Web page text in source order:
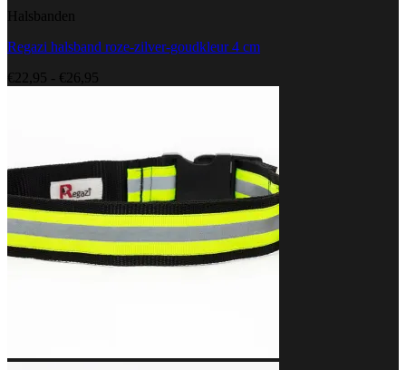
Halsbanden
Regazi halsband roze-zilver-goudkleur 4 cm
€ 22,95 - € 26,95